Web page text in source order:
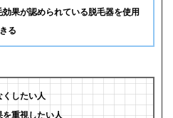
果が認められている脱毛器を使用
る
くしたい人
重視したい人